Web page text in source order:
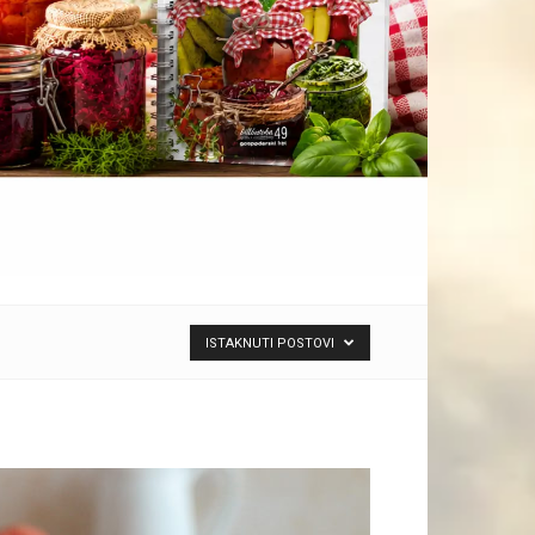
ISTAKNUTI POSTOVI